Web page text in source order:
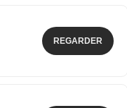
REGARDER